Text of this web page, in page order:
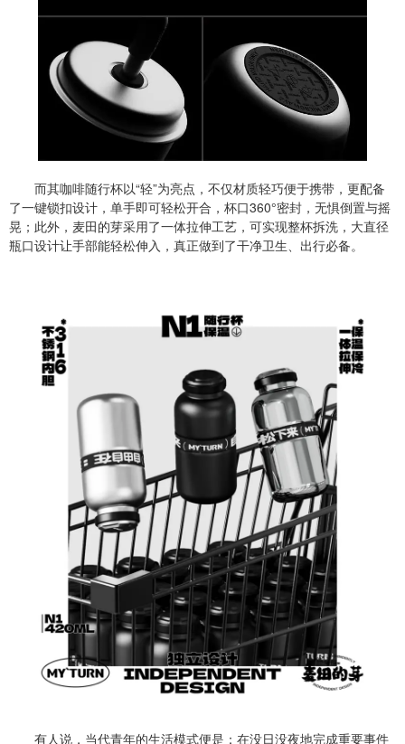
而其咖啡随行杯以“轻”为亮点，不仅材质轻巧便于携带，更配备
了一键锁扣设计，单手即可轻松开合，杯口360°密封，无惧倒置与摇
晃；此外，麦田的芽采用了一体拉伸工艺，可实现整杯拆洗，大直径
瓶口设计让手部能轻松伸入，真正做到了干净卫生、出行必备。
有人说，当代青年的生活模式便是：在没日没夜地完成重要事件